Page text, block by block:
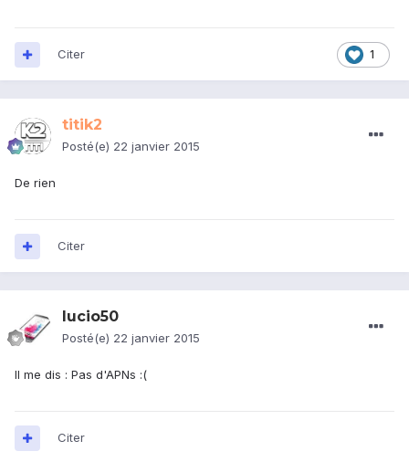
1
Citer
titik2
Posté(e) 22 janvier 2015
De rien
Citer
lucio50
Posté(e) 22 janvier 2015
Il me dis : Pas d'APNs :(
Citer